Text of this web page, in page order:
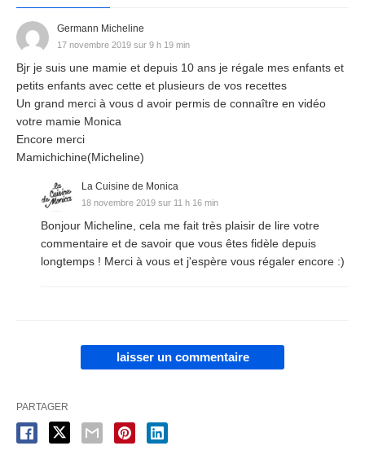
Germann Micheline
17 novembre 2019 sur 9 h 19 min
Bjr je suis une mamie et depuis 10 ans je régale mes enfants et
petits enfants avec cette et plusieurs de vos recettes
Un grand merci à vous d avoir permis de connaître en vidéo
votre mamie Monica
Encore merci
Mamichichine(Micheline)
La Cuisine de Monica
18 novembre 2019 sur 11 h 16 min
Bonjour Micheline, cela me fait très plaisir de lire votre
commentaire et de savoir que vous êtes fidèle depuis
longtemps ! Merci à vous et j'espère vous régaler encore :)
laisser un commentaire
PARTAGER